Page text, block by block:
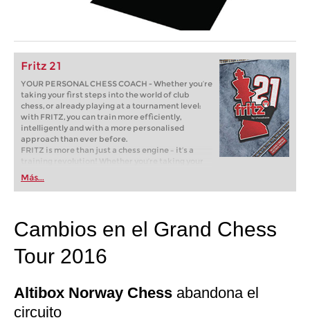
Fritz 21
YOUR PERSONAL CHESS COACH - Whether you’re
taking your first steps into the world of club
chess, or already playing at a tournament level:
with FRITZ, you can train more efficiently,
intelligently and with a more personalised
approach than ever before.
FRITZ is more than just a chess engine – it’s a
training revolution! Whether you’re taking your
first steps into the world of club chess, or already
playing at a tournament level: with FRITZ, you can
train more efficiently, intelligently and with a
Más...
Cambios en el Grand Chess
Tour 2016
Altibox Norway Chess abandona el
circuito